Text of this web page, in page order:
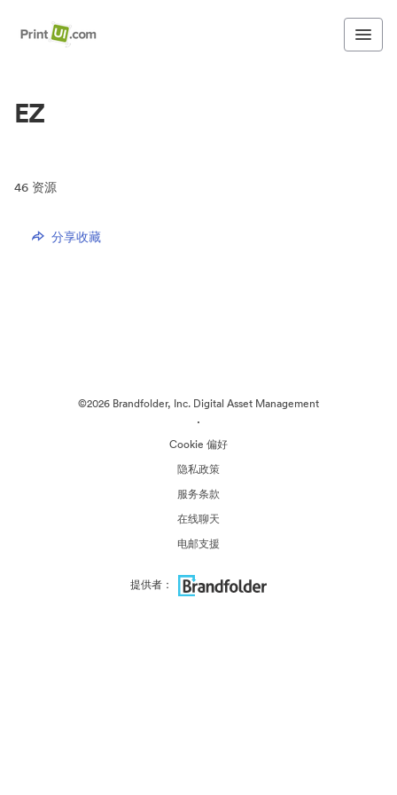
EZ
46 资源
分享收藏
©2026 Brandfolder, Inc. Digital Asset Management
·
Cookie 偏好
隐私政策
服务条款
在线聊天
电邮支援
提供者：